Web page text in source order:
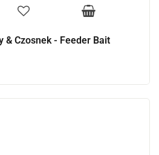
& Czosnek - Feeder Bait